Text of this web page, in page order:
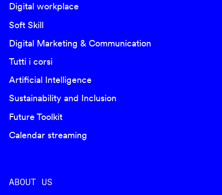
Digital workplace
Soft Skill
Digital Marketing & Communication
Tutti i corsi
Artificial Intelligence
Sustainability and Inclusion
Future Toolkit
Calendar streaming
ABOUT US